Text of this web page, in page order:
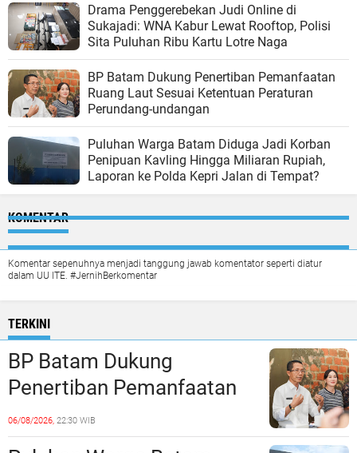
Drama Penggerebekan Judi Online di
Sukajadi: WNA Kabur Lewat Rooftop, Polisi
Sita Puluhan Ribu Kartu Lotre Naga
BP Batam Dukung Penertiban Pemanfaatan
Ruang Laut Sesuai Ketentuan Peraturan
Perundang-undangan
Puluhan Warga Batam Diduga Jadi Korban
Penipuan Kavling Hingga Miliaran Rupiah,
Laporan ke Polda Kepri Jalan di Tempat?
KOMENTAR
Komentar sepenuhnya menjadi tanggung jawab komentator seperti diatur
dalam UU ITE. #JernihBerkomentar
TERKINI
BP Batam Dukung
Penertiban Pemanfaatan
Ruang Laut Sesuai
Ketentuan Peraturan
06/08/2026, 22:30 WIB